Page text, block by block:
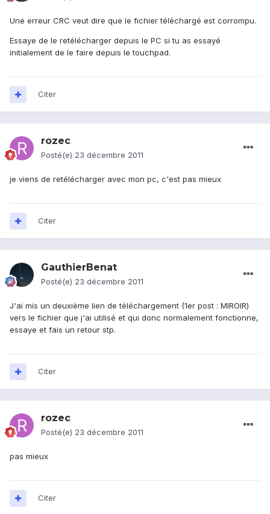
Une erreur CRC veut dire que le fichier téléchargé est corrompu.
Essaye de le retélécharger depuis le PC si tu as essayé
initialement de le faire depuis le touchpad.
Citer
rozec
Posté(e) 23 décembre 2011
je viens de retélécharger avec mon pc, c'est pas mieux
Citer
GauthierBenat
Posté(e) 23 décembre 2011
J'ai mis un deuxième lien de téléchargement (1er post : MIROIR)
vers le fichier que j'ai utilisé et qui donc normalement fonctionne,
essaye et fais un retour stp.
Citer
rozec
Posté(e) 23 décembre 2011
pas mieux
Citer